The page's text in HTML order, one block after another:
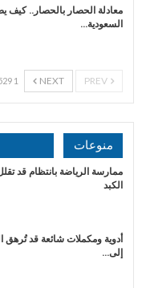
معادلة الحصار بالحصار.. كيف
السعودية…
NEXT
1 of 529
منوعات
ممارسة الرياضة بانتظام قد
الكبد
أدوية ومكملات شائعة قد تُرهق
إلى…